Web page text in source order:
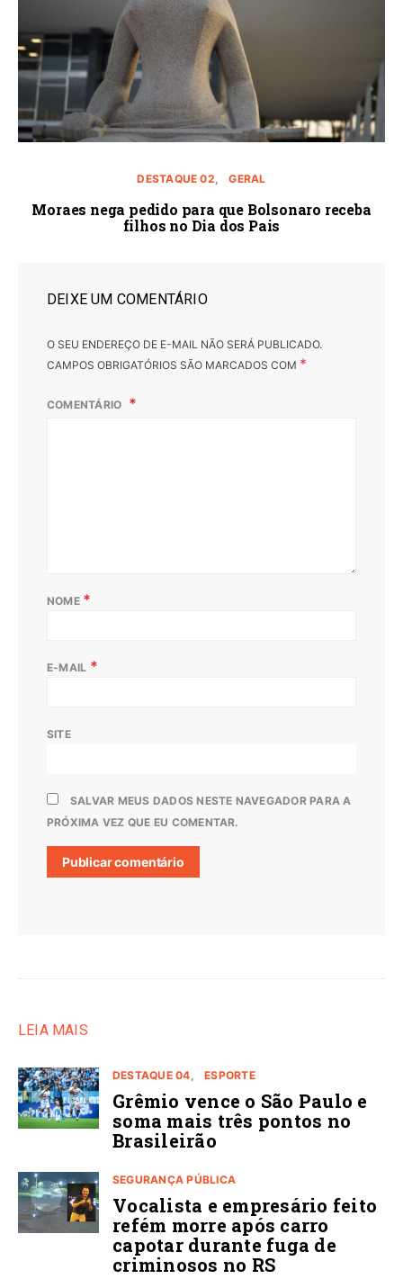
DESTAQUE 02 GERAL
Moraes nega pedido para que Bolsonaro receba
filhos no Dia dos Pais
DEIXE UM COMENTÁRIO
O SEU ENDEREÇO DE E-MAIL NÃO SERÁ PUBLICADO.
CAMPOS OBRIGATÓRIOS SÃO MARCADOS COM *
COMENTÁRIO
NOME *
E-MAIL *
SITE
SALVAR MEUS DADOS NESTE NAVEGADOR PARA A
PRÓXIMA VEZ QUE EU COMENTAR.
LEIA MAIS
DESTAQUE 04 ESPORTE
Grêmio vence o São Paulo e
soma mais três pontos no
Brasileirão
SEGURANÇA PÚBLICA
Vocalista e empresário feito
refém morre após carro
capotar durante fuga de
criminosos no RS